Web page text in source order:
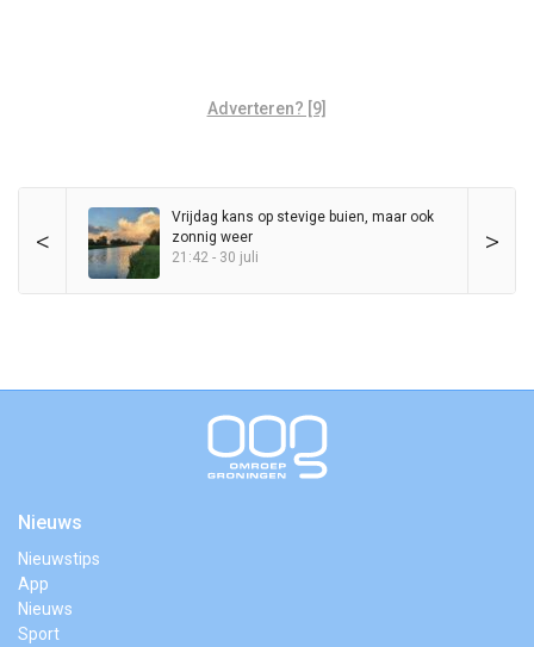
Adverteren? [9]
< >
Vrijdag kans op stevige buien, maar ook
zonnig weer
21:42 - 30 juli
Nieuws
Nieuwstips
App
Nieuws
Sport